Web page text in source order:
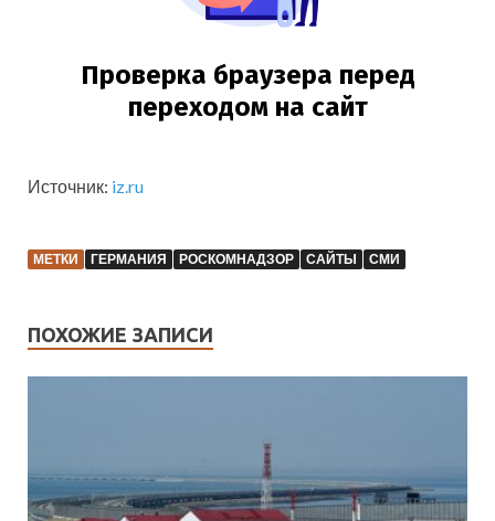
Источник: iz.ru
МЕТКИ ГЕРМАНИЯ РОСКОМНАДЗОР САЙТЫ СМИ
ПОХОЖИЕ ЗАПИСИ